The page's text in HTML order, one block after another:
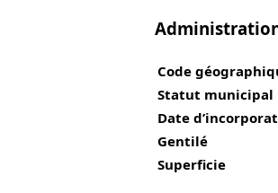
Code
Statut municipal
Date
Gentilé
Superficie